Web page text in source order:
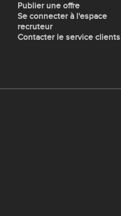
Publier une offre
Se connecter à l'espace
recruteur
Contacter le service clients